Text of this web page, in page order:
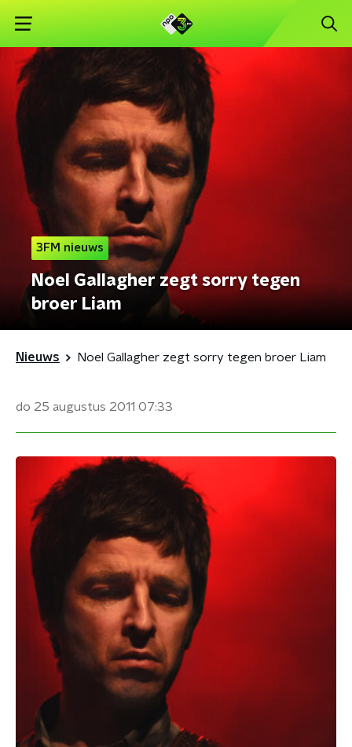
3FM nieuws
Noel Gallagher zegt sorry tegen
broer Liam
Nieuws Noel Gallagher zegt sorry tegen broer Liam
do 25 augustus 2011 07:33